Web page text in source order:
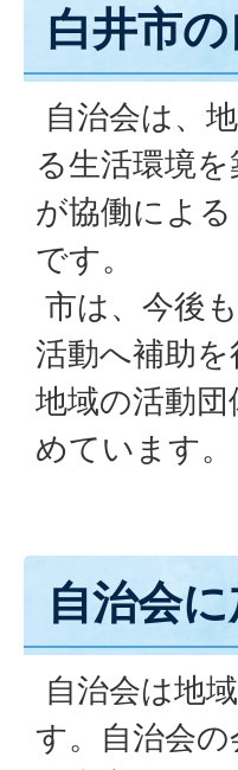
白井市
自治会は、
る生活環境
が協働によ
です。
市は、今後
活動へ補助
地域の活動
めています。
自治会
自治会は地
す。自治会